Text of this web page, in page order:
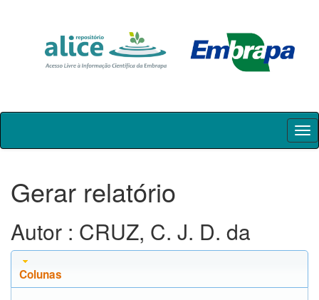
Skip
Gerar relatório
Autor : CRUZ, C. J. D. da
Colunas